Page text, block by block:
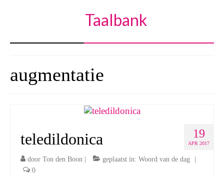
Taalbank
augmentatie
19
APR 2017
teledildonica
door Ton den Boon | geplaatst in: Woord van de dag
|
0